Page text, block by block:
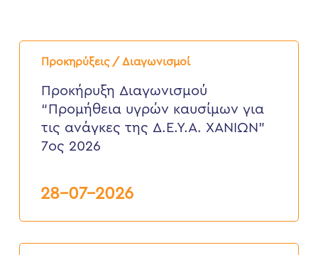
Προκηρύξεις / Διαγωνισμοί
Προκήρυξη
Διαγωνισμού
υγρών
καυσίμων
ανάγκες
2026
Προκήρυξη Διαγωνισμού
“Προμήθεια υγρών καυσίμων για
τις ανάγκες της Δ.Ε.Υ.Α. ΧΑΝΙΩΝ”
7ος 2026
28-07-2026
ΠΡΟΚΗΡΥΞΗ